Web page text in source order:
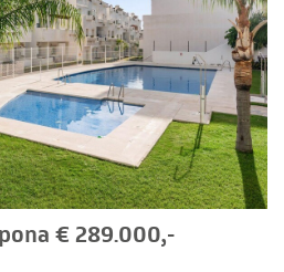
€ 289.000,-